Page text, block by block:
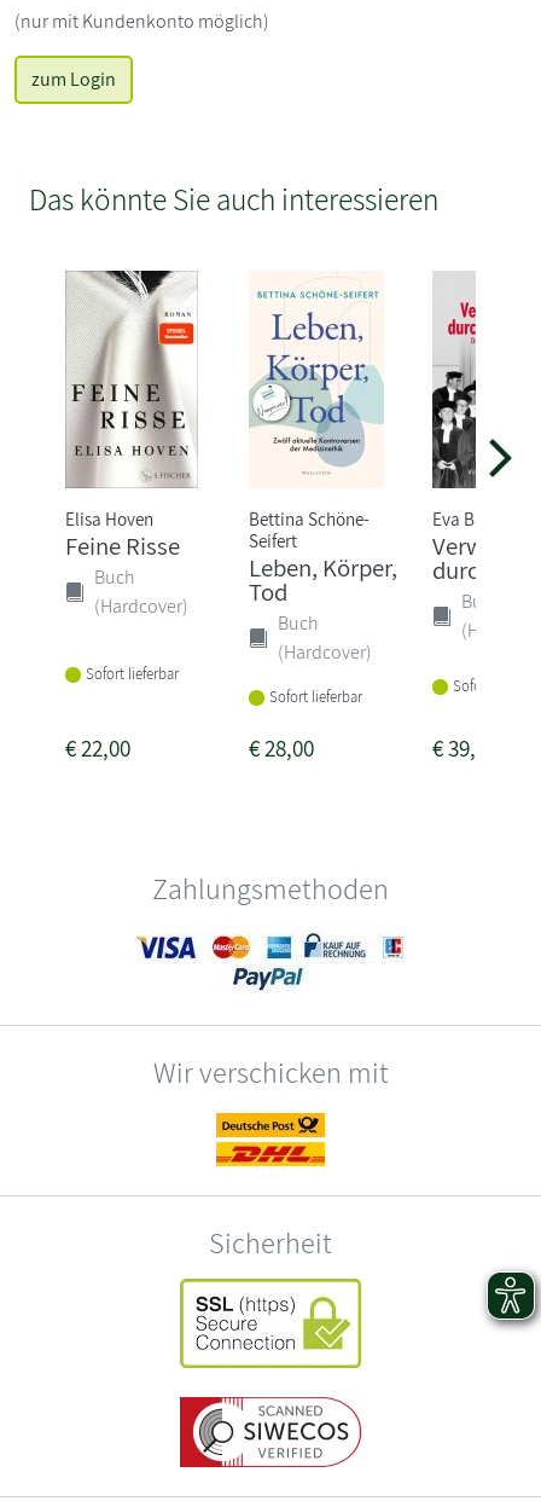
(nur mit Kundenkonto möglich)
zum Login
Das könnte Sie auch interessieren
Elisa Hoven
Feine Risse
Buch
(Hardcover)
Sofort lieferbar
€22,00
Bettina Schöne-
Seifert
Leben, Körper,
Tod
Buch
(Hardcover)
Sofort lieferbar
€28,00
Eva Balz
durch
Buch
Sofort
€39,00
Zahlungsmethoden
Wir verschicken mit
Sicherheit